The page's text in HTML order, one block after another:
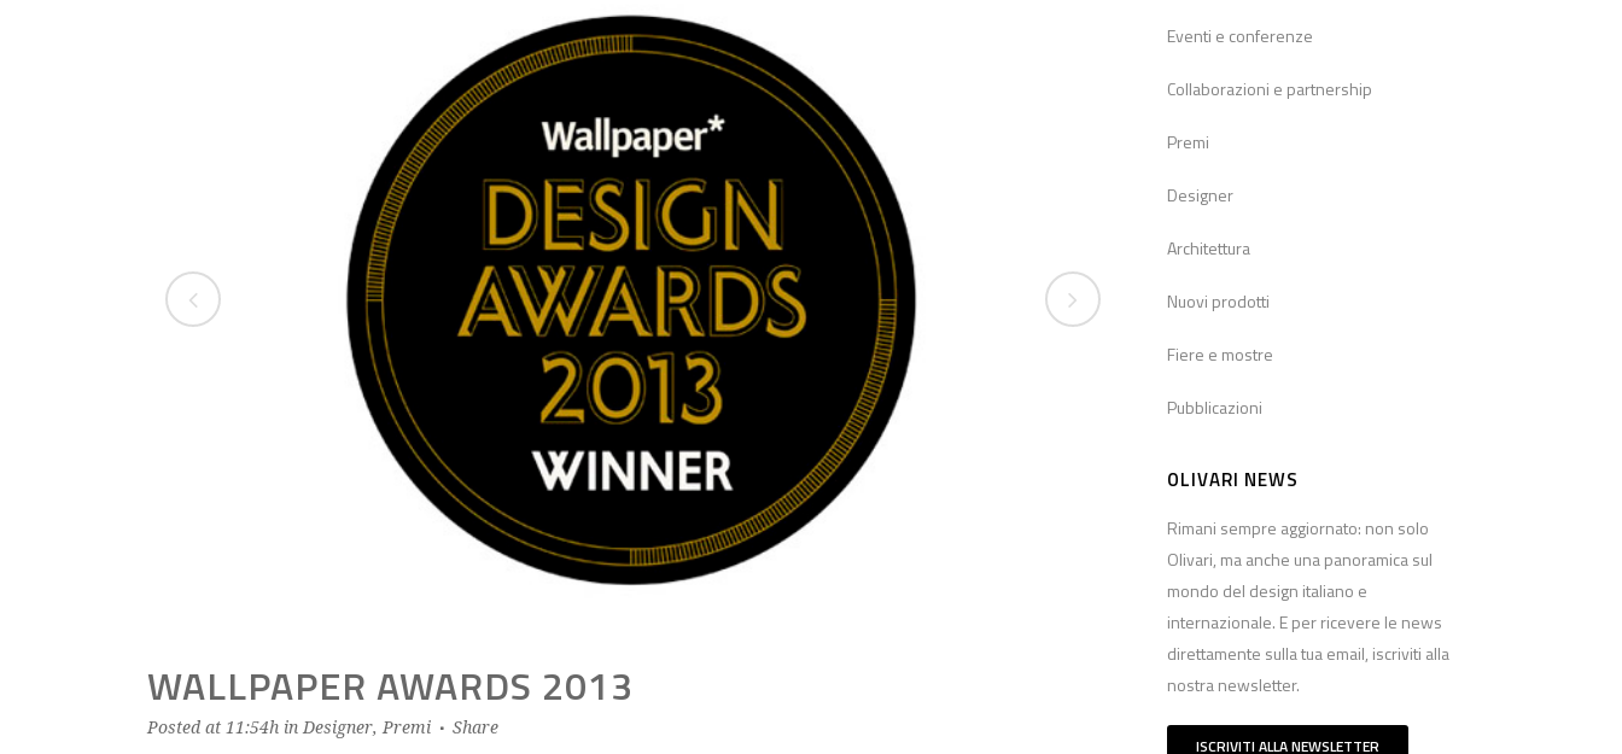
WALLPAPER AWARDS 2013
Posted at 11:54h in Designer, Premi Share
Eventi e conferenze
Collaborazioni e partnership
Premi
Designer
Architettura
Nuovi prodotti
Fiere e mostre
Pubblicazioni
OLIVARI NEWS
Rimani sempre aggiornato: non solo
Olivari, ma anche una panoramica sul
mondo del design italiano e
internazionale. E per ricevere le news
direttamente sulla tua email, iscriviti alla
nostra newsletter.
ISCRIVITI ALLA NEWSLETTER